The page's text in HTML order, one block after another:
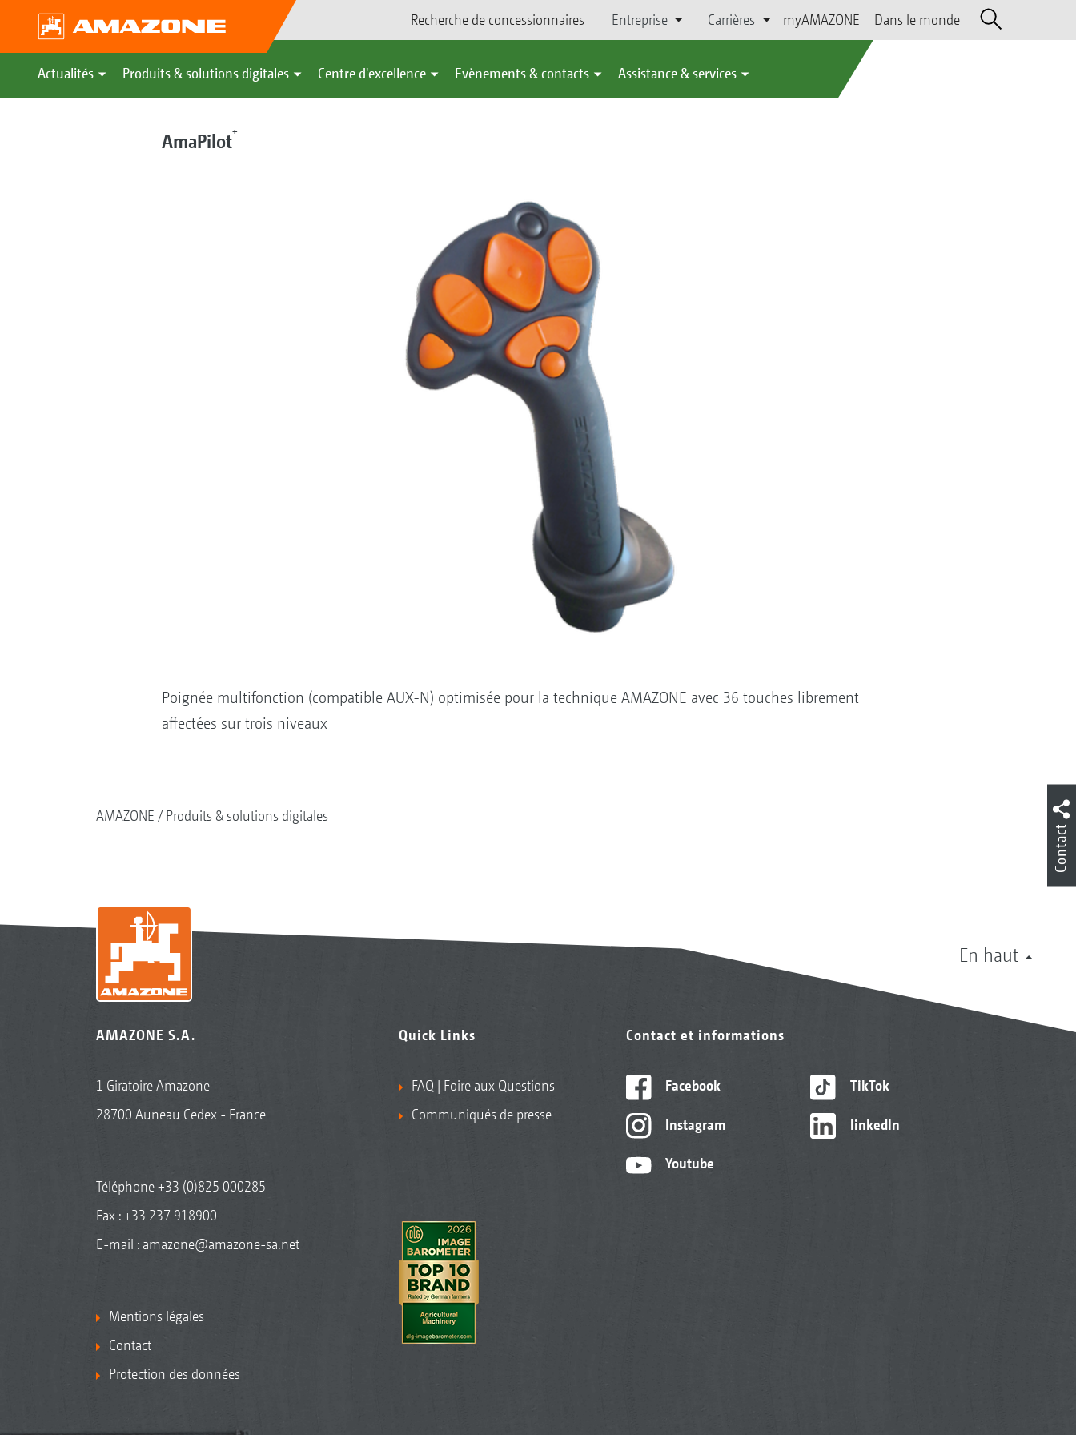
Recherche de concessionnaires Entreprise Carrières myAMAZONE Dans le monde
Actualités Produits & solutions digitales Centre d'excellence Evènements & contacts Assistance & services
AmaPilot+
Poignée multifonction (compatible AUX-N) optimisée pour la technique AMAZONE avec 36 touches librement
affectées sur trois niveaux
AMAZONE Produits & solutions digitales
En haut
AMAZONE S.A.
1 Giratoire Amazone
28700 Auneau Cedex - France
Téléphone+33 (0)825 000285
Fax : +33 237 918900
E-mail : amazone@amazone-sa.net
Mentions légales
Contact
Protection des données
Quick Links
FAQ | Foire aux Questions
Communiqués de presse
Contact et informations
Facebook
Instagram
Youtube
TikTok
linkedIn
Contact